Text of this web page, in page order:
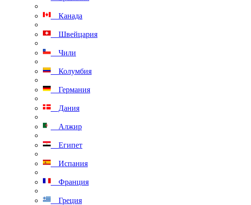
Канада
Швейцария
Чили
Колумбия
Германия
Дания
Алжир
Египет
Испания
Франция
Греция